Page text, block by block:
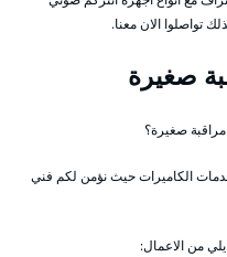
تواصلوا الان معنا.
صغيرة
صغيرة؟
الكاميرات حيث نؤمن لكم فني
من الاعمال: